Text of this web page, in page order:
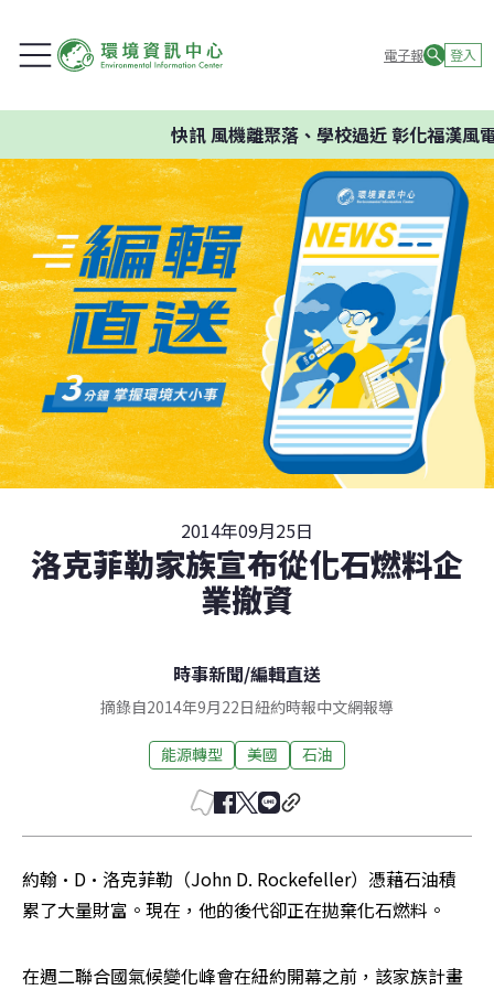
電子報 登入
快訊風機離聚落、學校過近 彰化福漢風電
2014年09月25日
洛克菲勒家族宣布從化石燃料企
業撤資
時事新聞/編輯直送
摘錄自2014年9月22日紐約時報中文網報導
能源轉型 美國 石油
約翰•D•洛克菲勒（John D. Rockefeller）憑藉石油積
累了大量財富。現在，他的後代卻正在拋棄化石燃料。
在週二聯合國氣候變化峰會在紐約開幕之前，該家族計畫